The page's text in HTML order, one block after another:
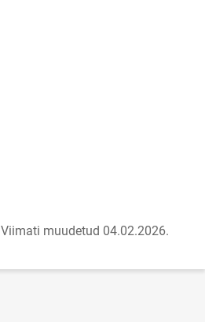
Viimati muudetud 04.02.2026.